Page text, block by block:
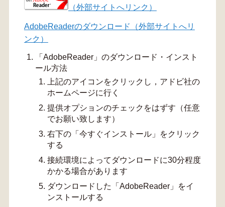
（外部サイトへリンク）
AdobeReaderのダウンロード（外部サイトへリ
ンク）
「AdobeReader」のダウンロード・インスト
ール方法
上記のアイコンをクリックし，アドビ社の
ホームページに行く
提供オプションのチェックをはずす（任意
でお願い致します）
右下の「今すぐインストール」をクリック
する
接続環境によってダウンロードに30分程度
かかる場合があります
ダウンロードした「AdobeReader」をイ
ンストールする